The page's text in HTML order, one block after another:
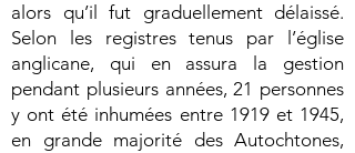
alors qu’il fut graduellement délaissé.
Selon les registres tenus par l’église
anglicane, qui en assura la gestion
pendant plusieurs années, 21 personnes
y ont été inhumées entre 1919 et 1945,
en grande majorité des Autochtones,